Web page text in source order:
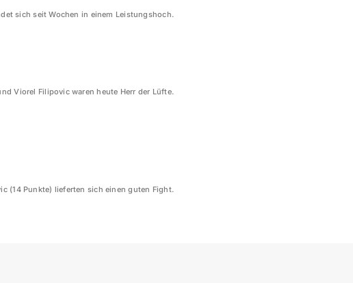
sich seit Wochen in einem Leistungshoch.
Viorel Filipovic waren heute Herr der Lüfte.
(14 Punkte) lieferten sich einen guten Fight.